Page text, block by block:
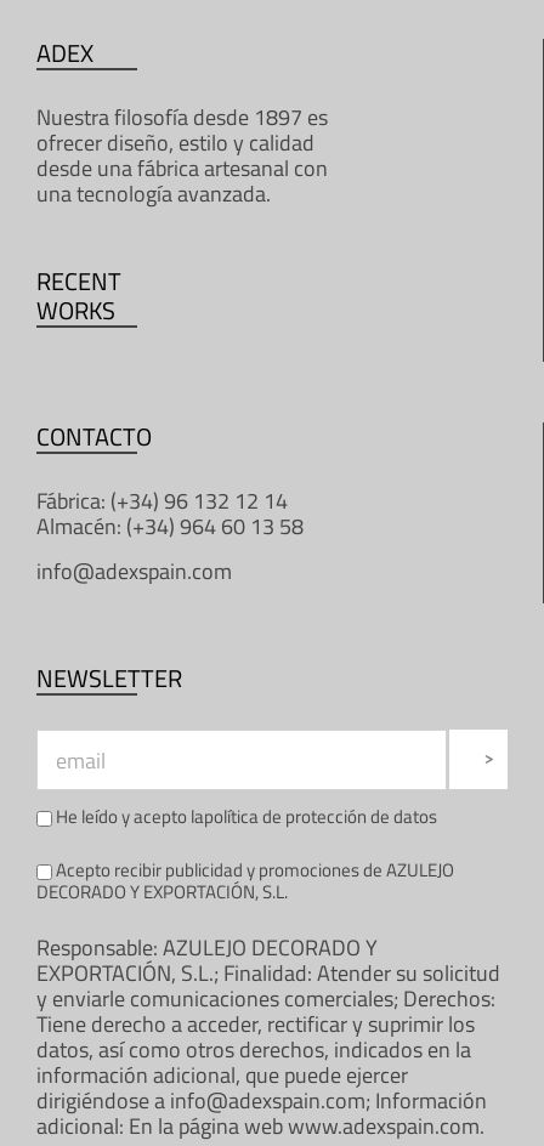
ADEX
Nuestra filosofía desde 1897 es
ofrecer diseño, estilo y calidad
desde una fábrica artesanal con
una tecnología avanzada.
RECENT
WORKS
CONTACTO
Fábrica: (+34) 96 132 12 14
Almacén: (+34) 964 60 13 58
info@adexspain.com
NEWSLETTER
He leído y acepto lapolítica de protección de datos
Acepto recibir publicidad y promociones de AZULEJO
DECORADO Y EXPORTACIÓN, S.L.
Responsable: AZULEJO DECORADO Y
EXPORTACIÓN, S.L.; Finalidad: Atender su solicitud
y enviarle comunicaciones comerciales; Derechos:
Tiene derecho a acceder, rectificar y suprimir los
datos, así como otros derechos, indicados en la
información adicional, que puede ejercer
dirigiéndose a info@adexspain.com; Información
adicional: En la página web www.adexspain.com.